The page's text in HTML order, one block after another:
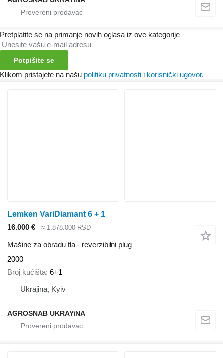
Pretplatite se na primanje novih oglasa iz ove kategorije
Potpišite se
Klikom pristajete na našu politiku privatnosti i korisnički ugovor.
Lemken VariDiamant 6 + 1
16.000 €
≈ 1.878.000 RSD
Mašine za obradu tla - reverzibilni plug
2000
Broj kućišta 6+1
Ukrajina, Kyiv
AGROSNAB UKRAYiNA